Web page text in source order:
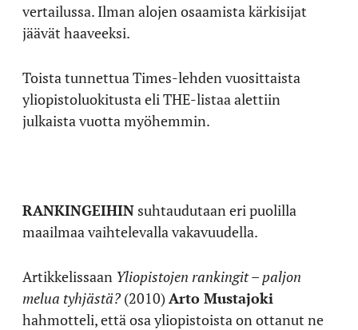
vertailussa. Ilman alojen osaamista kärkisijat
jäävät haaveeksi.
Toista tunnettua Times-lehden vuosittaista
yliopistoluokitusta eli THE-listaa alettiin
julkaista vuotta myöhemmin.
RANKINGEIHIN suhtaudutaan eri puolilla
maailmaa vaihtelevalla vakavuudella.
Artikkelissaan Yliopistojen rankingit – paljon
melua tyhjästä? (2010) Arto Mustajoki
hahmotteli, että osa yliopistoista on ottanut ne